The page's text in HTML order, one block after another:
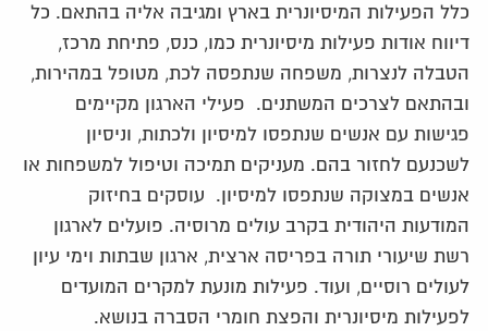
כלל הפעילות המיסיונרית בארץ ומגיבה אליה בהתאם. כל
דיווח אודות פעילות מיסיונרית כמו, כנס, פתיחת מרכז,
הטבלה לנצרות, משפחה שנתפסה לכת, מטופל במהירות,
ובהתאם לצרכים המשתנים. פעילי הארגון מקיימים
פגישות עם אנשים שנתפסו למיסיון ולכתות, וניסיון
לשכנעם לחזור בהם. מעניקים תמיכה וטיפול למשפחות או
אנשים במצוקה שנתפסו למיסיון. עוסקים בחיזוק
המודעות היהודית בקרב עולים מרוסיה. פועלים לארגון
רשת שיעורי תורה בפריסה ארצית, ארגון שבתות וימי עיון
לעולים רוסיים, ועוד. פעילות מונעת למקרים המועדים
לפעילות מיסיונרית והפצת חומרי הסברה בנושא.